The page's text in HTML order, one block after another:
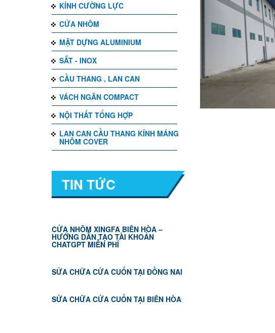
KÍNH CƯỜNG LỰC
CỬA NHÔM
MẶT DỰNG ALUMINIUM
SẮT - INOX
CẦU THANG , LAN CAN
VÁCH NGĂN COMPACT
NỘI THẤT TỔNG HỢP
LAN CAN CẦU THANG KÍNH MÁNG
NHÔM COVER
TIN TỨC
CỬA NHÔM XINGFA BIÊN HÒA –
HƯỚNG DẪN TẠO TÀI KHOẢN
CHATGPT MIỄN PHÍ
SỬA CHỮA CỬA CUỐN TẠI ĐỒNG NAI
SỬA CHỮA CỬA CUỐN TẠI BIÊN HÒA